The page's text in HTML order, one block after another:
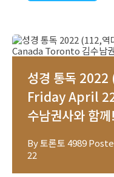
성경 통독
Friday April
수남권사와 함께!
By토론토 4989
22